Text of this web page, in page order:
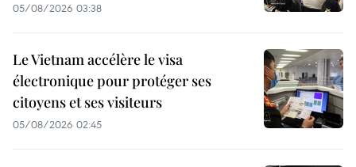
05/08/2026 03:38
Le Vietnam accélère le visa
électronique pour protéger ses
citoyens et ses visiteurs
05/08/2026 02:45